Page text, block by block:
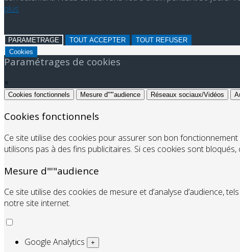
plus
PARAMETRAGE TOUT ACCEPTER
TOUT REFUSER
Cookies
Paramétrages de cookies
×
Cookies fonctionnels Mesure d"'"audience Réseaux sociaux/Vidéos
Cookies fonctionnels
Ce site utilise des cookies pour assurer son bon
utilisons pas à des fins publicitaires. Si ces cookies sont
Mesure d"'"audience
Ce site utilise des cookies de mesure et d’analyse d’audience,
notre site internet.
Google Analytics +